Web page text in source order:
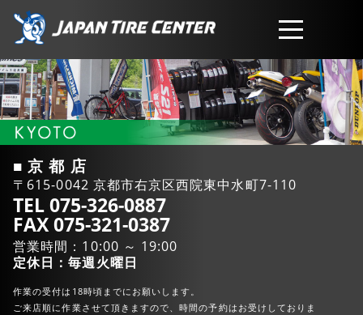
取扱商品
会社概要
工賃・サービスについて
お問い合わせ
■ 京 都 店
〒615-0042 京都市右京区西院東中水町7-110
TEL 075-326-0887
FAX 075-321-0387
営業時間：10:00 ～ 19:00
定休日：毎週火曜日
作業の受付は18時頃までにお願いします。
ご来店順に作業させて頂きますので、時間の予約はお受けしておりま